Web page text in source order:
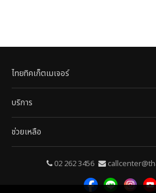
ไทยทิคเก็ตเมเจอร์
บริการ
ช่วยเหลือ
02 262 3456